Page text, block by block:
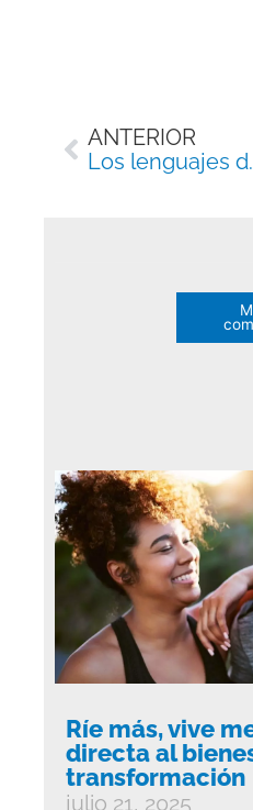
AntANTERIOR
Los
Ríe más, vive
directa al
transformación
julio 21, 2025